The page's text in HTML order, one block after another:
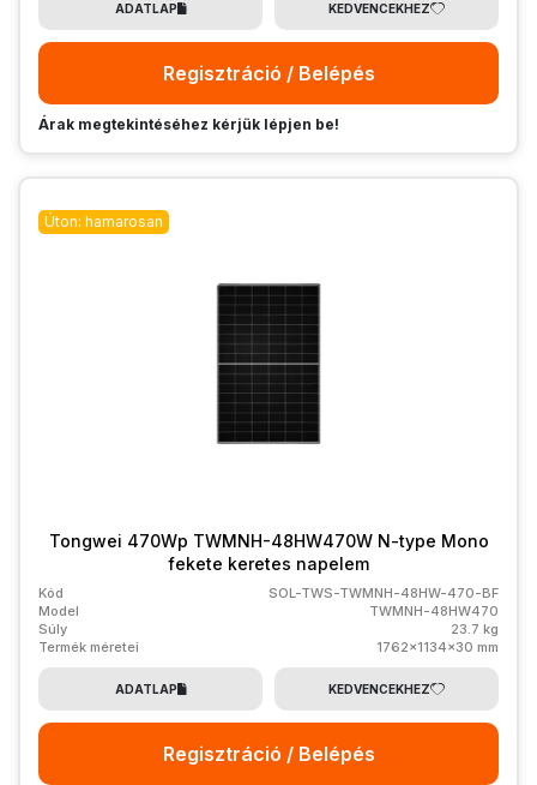
ADATLAP KEDVENCEKHEZ
Regisztráció / Belépés
Árak megtekintéséhez kérjük lépjen be!
Úton: hamarosan
Tongwei 470Wp TWMNH-48HW470W N-type Mono
fekete keretes napelem
Kód
SOL-TWS-TWMNH-48HW-470-BF
Model
TWMNH-48HW470
Súly
23.7 kg
Termék méretei
1762x1134x30 mm
ADATLAP KEDVENCEKHEZ
Regisztráció / Belépés